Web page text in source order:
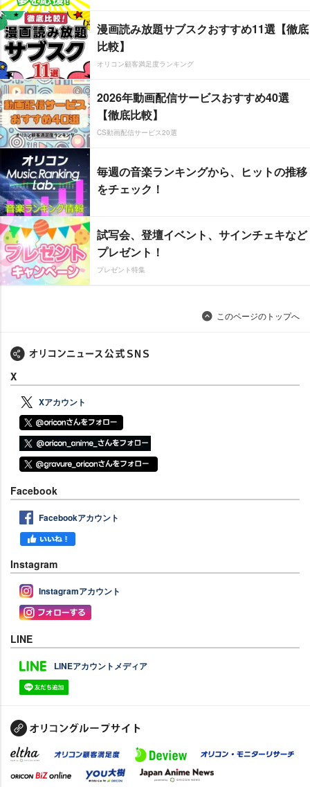
漫画読み放題サブスクおすすめ11選【徹底
比較】
オリコン顧客満足度ランキング
2026年動画配信サービスおすすめ40選
【徹底比較】
CS動画配信サービス20選
毎週の音楽ランキングから、ヒットの推移
をチェック！
試写会、登壇イベント、サインチェキなど
プレゼント！
プレゼント特集
このページのトップへ
X
Xアカウント
Facebook
Facebookアカウント
Instagram
Instagramアカウント
LINE
LINEアカウントメディア